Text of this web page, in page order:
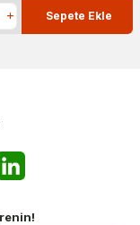
Sepete Ekle